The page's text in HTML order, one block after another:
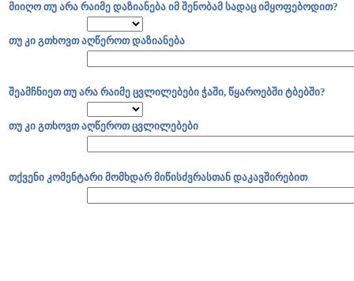
მიიღო თუ არა რაიმე დაზიანება იმ შენობამ სადაც იმყოფებოდით?
თუ კი გთხოვთ აღწეროთ დაზიანება
შეამჩნიეთ თუ არა რაიმე ცვლილებები ჭაში, წყაროებში ტბებში?
თუ კი გთხოვთ აღწეროთ ცვლილებები
თქვენი კომენტარი მომხდარ მიწისძვრასთან დაკავშირებით